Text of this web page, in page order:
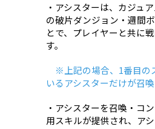
・アシスターは、カジュ
の破片ダンジョン・週間
とで、プレイヤーと共に
す。
※上記の場合、1番目の
いるアシスターだけが召喚
・アシスターを召喚・コ
用スキルが提供され、ア